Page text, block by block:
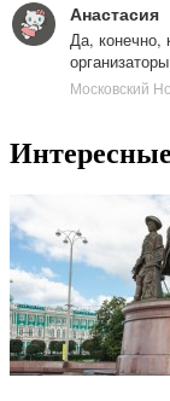
Анастасия
Да, конечно,
Московский
Интересные